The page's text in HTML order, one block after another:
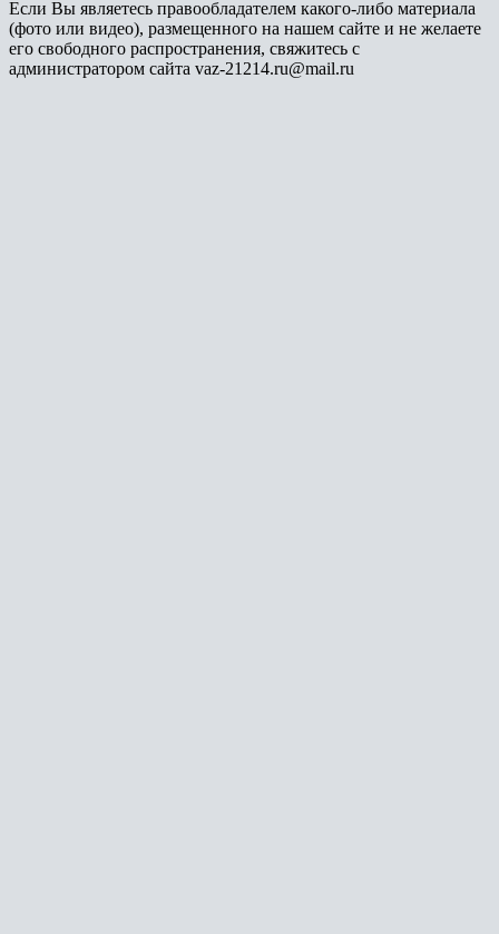
Если Вы являетесь правообладателем какого-либо материала
(фото или видео), размещенного на нашем сайте и не желаете
его свободного распространения, свяжитесь с
администратором сайта vaz-21214.ru@mail.ru